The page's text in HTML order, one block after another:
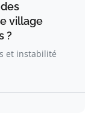
village
?
et instabilité